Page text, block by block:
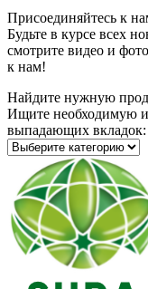
Присоединяйтесь к
Будьте в курсе всех
смотрите видео и
к нам!
Найдите нужную
Ищите необходимую
выпадающих вкладок: